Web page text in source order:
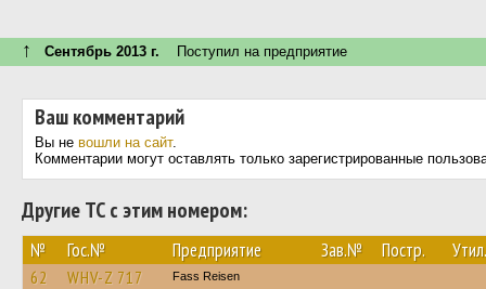
↑ Сентябрь 2013 г. Поступил на предприятие
Ваш комментарий
Вы не вошли на сайт.
Комментарии могут оставлять только зарегистрированные
Другие ТС с этим номером:
№ Гос.№ Предприятие Зав.№ Постр. Утил.
62 WHV-Z 717 Fass Reisen